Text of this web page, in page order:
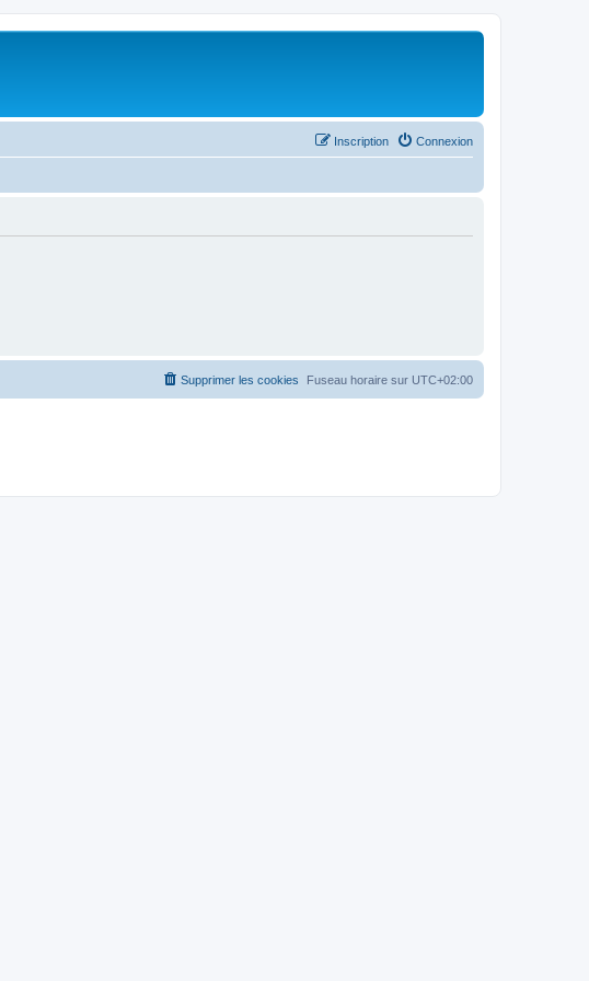
Connexion
Inscription
Fuseau horaire sur UTC+02:00
Supprimer les cookies